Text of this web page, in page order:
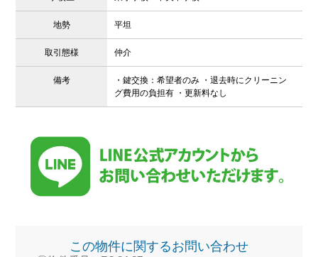
地勢 平坦
取引態様 仲介
備考
・鍵交換：希望者のみ ・退去時にクリーニン
グ費用の負担有 ・更新料なし
この物件に関するお問い合わせ